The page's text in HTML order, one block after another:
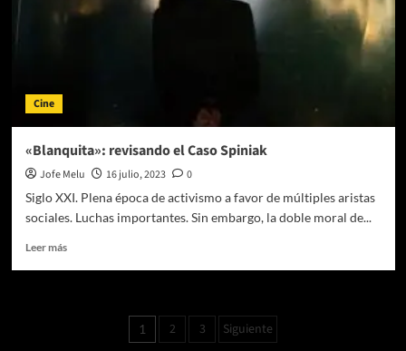
Cine
«Blanquita»: revisando el Caso Spiniak
Jofe Melu 16 julio, 2023
0
Siglo XXI. Plena época de activismo a favor de múltiples aristas
sociales. Luchas importantes. Sin embargo, la doble moral de...
Leer másLeer
Paginación
1 2 3 Siguiente